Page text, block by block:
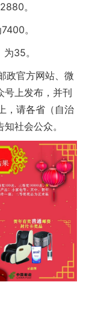
。
。
35。
官方网站、微
号上发布，并刊
，请各省（自治
社会公众。